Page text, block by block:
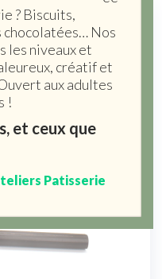
? Biscuits,
chocolatées… Nos
les niveaux et
créatif et
aux adultes
!
et ceux que
Patisserie